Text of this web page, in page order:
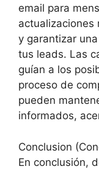
email para
actualizaciones
y garantizar
tus leads. Las
guían a los
proceso de
pueden
informados,
Conclusion
En conclusión,